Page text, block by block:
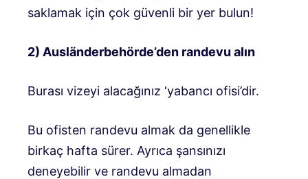
saklamak için çok güvenli bir yer bulun!
2) Ausländerbehörde’den randevu alın
Burası vizeyi alacağınız ‘yabancı ofisi’dir.
Bu ofisten randevu almak da genellikle
birkaç hafta sürer. Ayrıca şansınızı
deneyebilir ve randevu almadan